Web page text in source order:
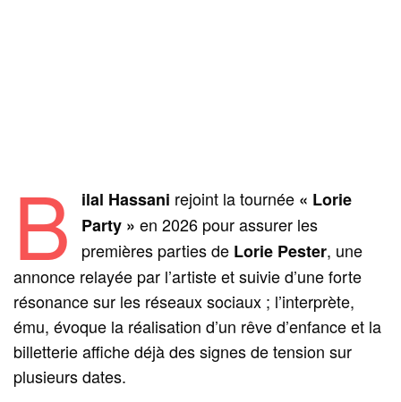
B ilal Hassani rejoint la tournée « Lorie
Party » en 2026 pour assurer les
premières parties de Lorie Pester, une
annonce relayée par l’artiste et suivie d’une forte
résonance sur les réseaux sociaux ; l’interprète,
ému, évoque la réalisation d’un rêve d’enfance et la
billetterie affiche déjà des signes de tension sur
plusieurs dates.